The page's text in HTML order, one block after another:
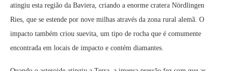
atingiu esta região da Baviera, criando a enorme cratera Nördlingen
Ries, que se estende por nove milhas através da zona rural alemã. O
impacto também criou suevita, um tipo de rocha que é comumente
encontrada em locais de impacto e contém diamantes.